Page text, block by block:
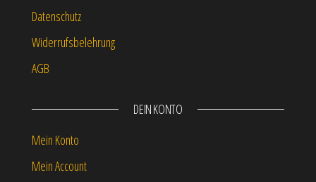
Datenschutz
Widerrufsbelehrung
AGB
DEIN KONTO
Mein Konto
Mein Account